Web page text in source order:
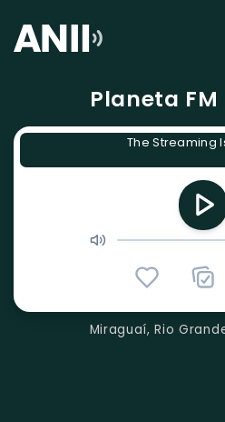
Planeta FM
The Streaming
Miraguaí, Rio